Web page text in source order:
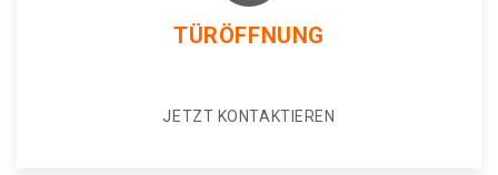
TÜRÖFFNUNG
JETZT KONTAKTIEREN